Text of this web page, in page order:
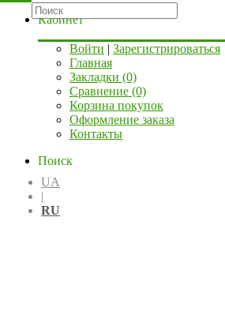
Кабинет
Войти | Зарегистрироваться
Главная
Закладки (0)
Сравнение (0)
Корзина покупок
Оформление заказа
Контакты
Поиск
UA
|
RU